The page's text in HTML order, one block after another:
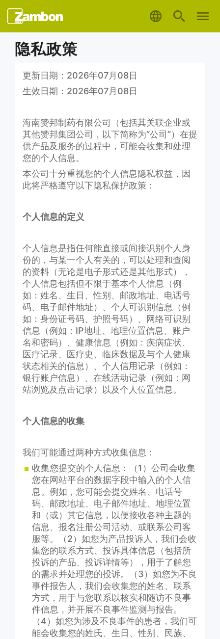
Zambon Global
Zambon
隐私政策
更新日期：2026年07月08日
生效日期：2026年07月08日
海南赞邦制药有限公司（包括其关联企业或
其他赞邦集团公司，以下简称为“公司”）在提
供产品及服务的过程中，可能会收集和处理
您的个人信息。
本公司十分重视您的个人信息隐私权益，因
此将严格遵守以下隐私保护政策：
个人信息的定义
个人信息是指任何能直接或间接识别个人身
份的，与某一个人有关的，可以处理和查阅
的资料（无论是电子形式还是其他形式），
个人信息包括但不限于基本个人信息（例
如：姓名、生日、性别、邮政地址、电话号
码、电子邮件地址）、个人可识别信息（例
如：身份证号码、护照号码）、网络可识别
信息（例如：IP地址、地理位置信息、账户
名和密码）、健康信息（例如：疾病症状、
医疗记录、医疗史、临床数据及与个人健康
状态相关的信息）、个人信用记录（例如：
银行账户信息）、在线活动记录（例如：网
站浏览及点击记录）以及个人位置信息。
个人信息的收集
我们可能通过两种方式收集信息：
收集您提交的个人信息：（1）公司会收集
您在网站平台的数据字段中输入的个人信
息。例如，您可能会提交姓名、电话号
码、邮政地址、电子邮件地址、地理位置
和（或）其它信息，以便接收各种主题的
信息、报名注册公司活动、或联系公司客
服等。（2）如您为产品投诉人，我们会收
集您的联系方式、投诉具体信息（包括所
投诉的产品、投诉详情等），用于了解您
的需求并处理您的投诉。（3）如您为不良
事件报告人，我们会收集您的姓名、联系
方式，用于与您联系以核实和随访不良事
件信息，并开展不良事件监测与报告。
（4）如您为涉及不良事件的患者，我们可
能会收集您的姓氏、生日、性别、民族、